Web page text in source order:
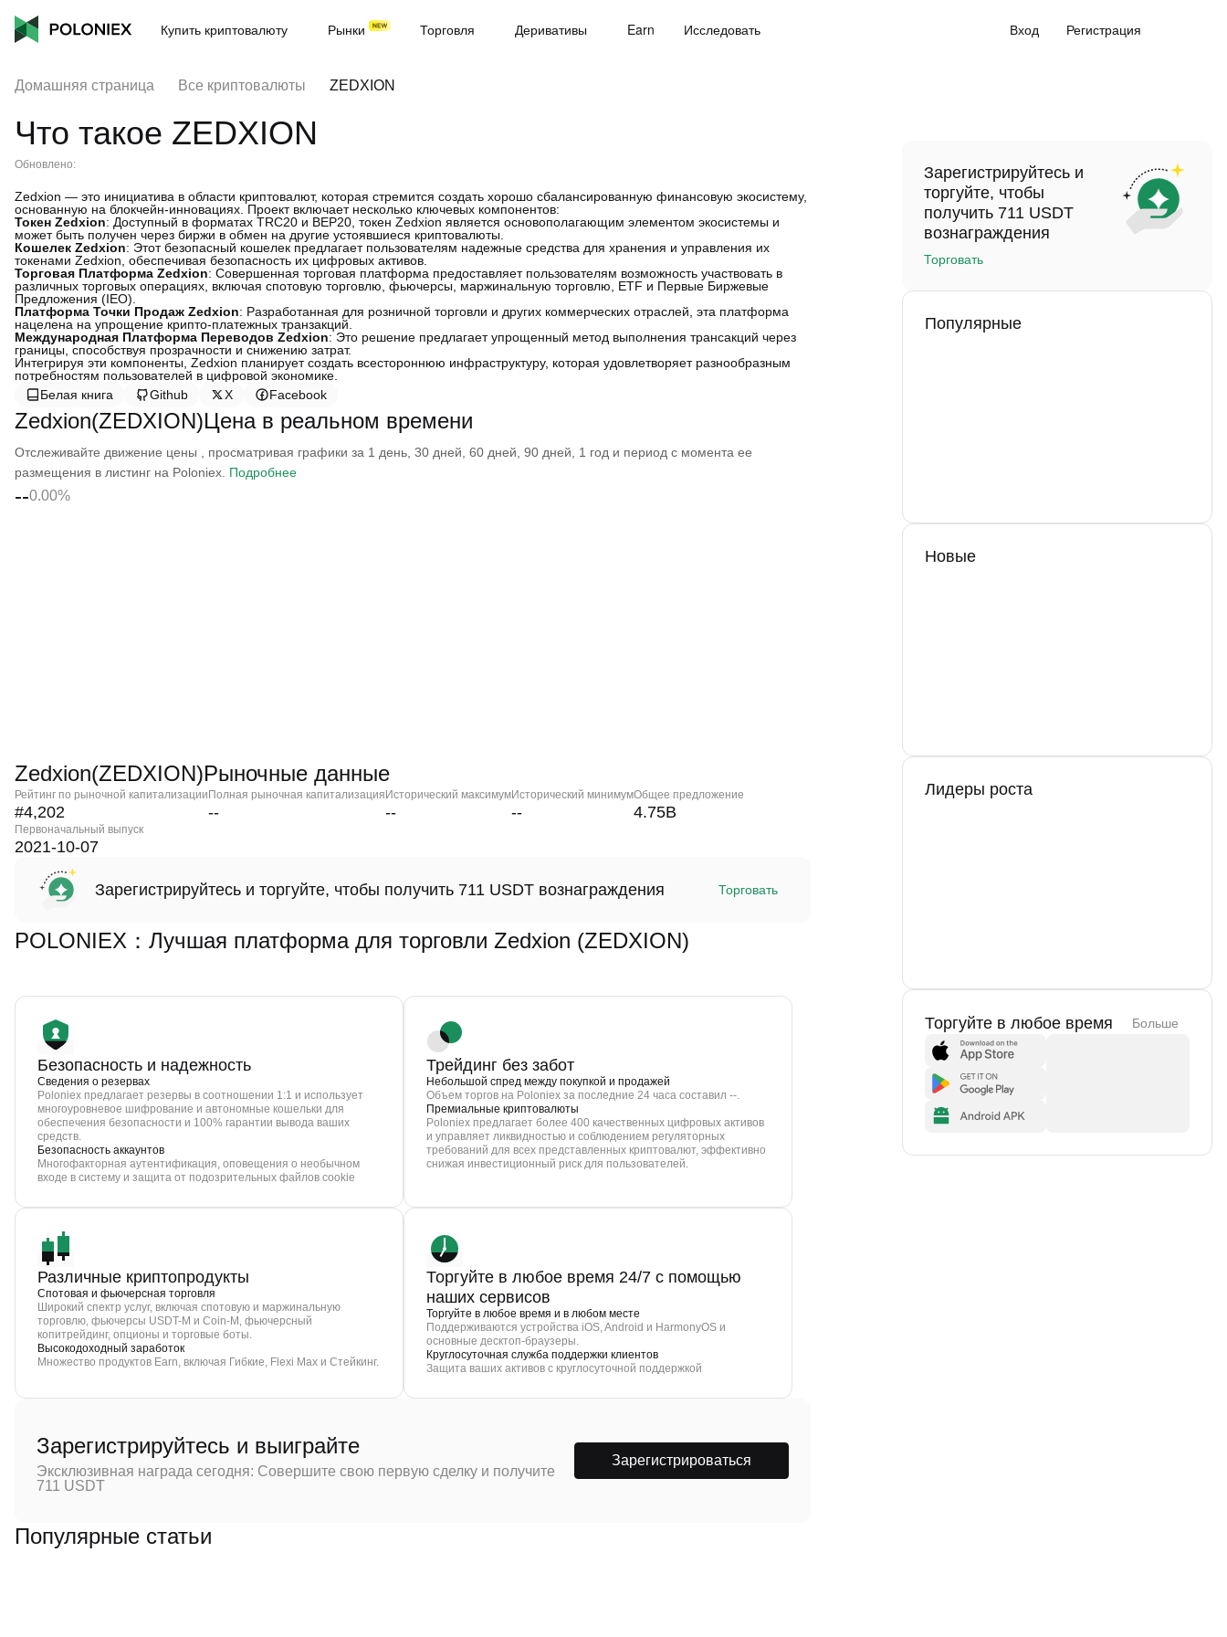
Купить криптовалюту Рынки Торговля Деривативы Earn Исследовать Вход Регистрация
Домашняя страница Все криптовалюты ZEDXION
Что такое ZEDXION
Обновлено:
Zedxion — это инициатива в области криптовалют, которая стремится создать хорошо сбалансированную финансовую экосистему,
основанную на блокчейн-инновациях. Проект включает несколько ключевых компонентов:
Токен Zedxion: Доступный в форматах TRC20 и BEP20, токен Zedxion является основополагающим элементом экосистемы и
может быть получен через биржи в обмен на другие устоявшиеся криптовалюты.
Кошелек Zedxion: Этот безопасный кошелек предлагает пользователям надежные средства для хранения и управления их
токенами Zedxion, обеспечивая безопасность их цифровых активов.
Торговая Платформа Zedxion: Совершенная торговая платформа предоставляет пользователям возможность участвовать в
различных торговых операциях, включая спотовую торговлю, фьючерсы, маржинальную торговлю, ETF и Первые Биржевые
Предложения (IEO).
Платформа Точки Продаж Zedxion: Разработанная для розничной торговли и других коммерческих отраслей, эта платформа
нацелена на упрощение крипто-платежных транзакций.
Международная Платформа Переводов Zedxion: Это решение предлагает упрощенный метод выполнения трансакций через
границы, способствуя прозрачности и снижению затрат.
Интегрируя эти компоненты, Zedxion планирует создать всестороннюю инфраструктуру, которая удовлетворяет разнообразным
потребностям пользователей в цифровой экономике.
Белая книга
Github X Facebook
Zedxion(ZEDXION)Цена в реальном времени
Отслеживайте движение цены , просматривая графики за 1 день, 30 дней, 60 дней, 90 дней, 1 год и период с момента ее
размещения в листинг на Poloniex. Подробнее
--0.00%
Zedxion(ZEDXION)Рыночные данные
Рейтинг по рыночной капитализации
#4,202
Полная рыночная капитализация
--
Исторический максимум
--
Исторический минимум
--
Общее предложение
4.75B
Первоначальный выпуск
2021-10-07
Зарегистрируйтесь и торгуйте, чтобы получить 711 USDT вознаграждения Торговать
POLONIEX：Лучшая платформа для торговли Zedxion (ZEDXION)
Безопасность и надежность
Сведения о резервах
Poloniex предлагает резервы в соотношении 1:1 и использует
многоуровневое шифрование и автономные кошельки для
обеспечения безопасности и 100% гарантии вывода ваших
средств.
Безопасность аккаунтов
Многофакторная аутентификация, оповещения о необычном
входе в систему и защита от подозрительных файлов cookie
Трейдинг без забот
Небольшой спред между покупкой и продажей
Объем торгов на Poloniex за последние 24 часа составил --.
Премиальные криптовалюты
Poloniex предлагает более 400 качественных цифровых активов
и управляет ликвидностью и соблюдением регуляторных
требований для всех представленных криптовалют, эффективно
снижая инвестиционный риск для пользователей.
Различные криптопродукты
Спотовая и фьючерсная торговля
Широкий спектр услуг, включая спотовую и маржинальную
торговлю, фьючерсы USDT-M и Coin-M, фьючерсный
копитрейдинг, опционы и торговые боты.
Высокодоходный заработок
Множество продуктов Earn, включая Гибкие, Flexi Max и Стейкинг.
Торгуйте в любое время 24/7 с помощью
наших сервисов
Торгуйте в любое время и в любом месте
Поддерживаются устройства iOS, Android и HarmonyOS и
основные десктоп-браузеры.
Круглосуточная служба поддержки клиентов
Защита ваших активов с круглосуточной поддержкой
Зарегистрируйтесь и выиграйте
Эксклюзивная награда сегодня: Совершите свою первую сделку и получите
711 USDT
Зарегистрироваться
Популярные статьи
Зарегистрируйтесь и
торгуйте, чтобы
получить 711 USDT
вознаграждения
Торговать
Популярные
Новые
Лидеры роста
Торгуйте в любое время Больше